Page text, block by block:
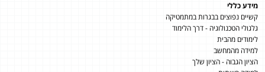
מידע כללי
קשיים נפוצים בבגרות במתמטיקה
גלגולי הטכנולוגיה - דרך הלימוד
לימודים מהבית
למידה מהמחשב
הציון הגבוה - הציון שלך